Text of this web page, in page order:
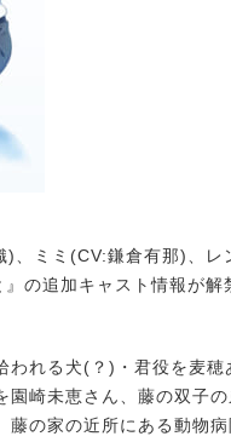
ミミ(CV:鎌倉有那)、レ
の追加キャスト情報が解
れる犬(？)・君役を麦穂
崎未恵さん、藤の双子
藤の家の近所にある動物